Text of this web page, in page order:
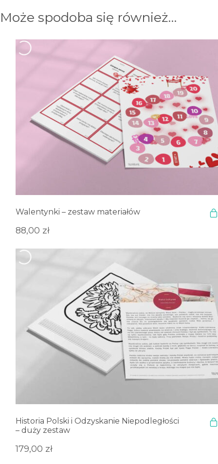
Może spodoba się również…
Walentynki – zestaw materiałów
88,00 zł
Historia Polski i Odzyskanie Niepodległości
– duży zestaw
179,00 zł